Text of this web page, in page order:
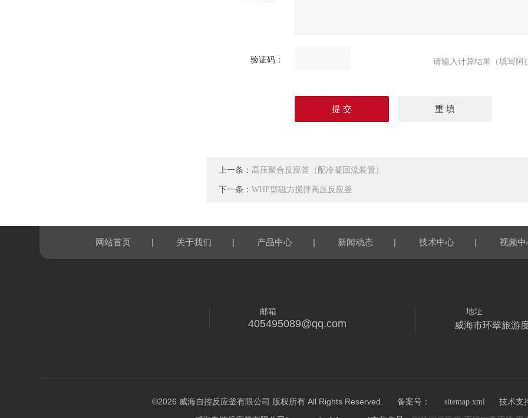
验证码： 请输入计算结果（填写阿
上一条： 高压聚合反应釜（配冷凝回流装置）
下一条：WHF型磁力搅拌高压反应釜
网站首页 | 关于我们 | 产品中心 | 新闻动态 | 技术中心 | 视频中
邮箱
405495089@qq.com
地址
威海市环翠旅游
©2026 威海自控反应釜有限公司 版权所有 All Rights Reserved. 备案号： sitemap.xml 技术支